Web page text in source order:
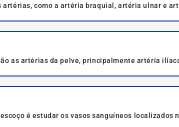
artérias, como a artéria braquial, artéria ulnar e
as artérias da pelve, principalmente artéria
é estudar os vasos sanguíneos localizados